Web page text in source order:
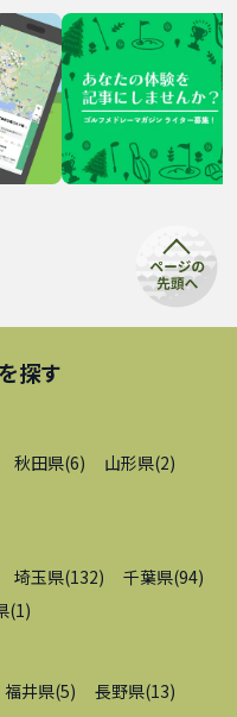
を探す
秋田県(6) 山形県(2)
埼玉県(132) 千葉県(94)
(1 )
福井県(5) 長野県(13)